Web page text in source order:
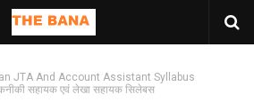
JTA And Account Assistant Syllabus
सहायक एवं लेखा सहायक सिलेबस